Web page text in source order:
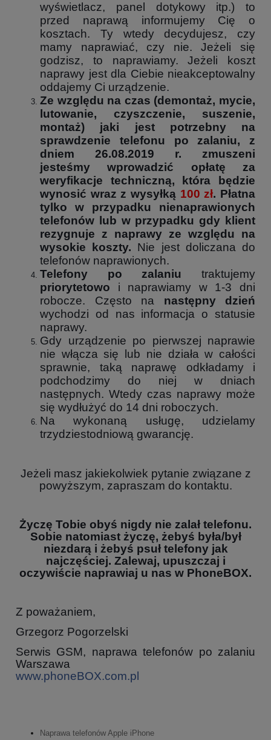
wyświetlacz, panel dotykowy itp.) to
przed naprawą informujemy Cię o
kosztach. Ty wtedy decydujesz, czy
mamy naprawiać, czy nie. Jeżeli się
godzisz, to naprawiamy. Jeżeli koszt
naprawy jest dla Ciebie nieakceptowalny
oddajemy Ci urządzenie.
Ze względu na czas (demontaż, mycie,
lutowanie, czyszczenie, suszenie,
montaż) jaki jest potrzebny na
sprawdzenie telefonu po zalaniu, z
dniem 26.08.2019 r. zmuszeni
jesteśmy wprowadzić opłatę za
weryfikacje techniczną, która będzie
wynosić wraz z wysyłką 100 zł. Płatna
tylko w przypadku nienaprawionych
telefonów lub w przypadku gdy klient
rezygnuje z naprawy ze względu na
wysokie koszty. Nie jest doliczana do
telefonów naprawionych.
Telefony po zalaniu traktujemy
priorytetowo i naprawiamy w 1-3 dni
robocze. Często na następny dzień
wychodzi od nas informacja o statusie
naprawy.
Gdy urządzenie po pierwszej naprawie
nie włącza się lub nie działa w całości
sprawnie, taką naprawę odkładamy i
podchodzimy do niej w dniach
następnych. Wtedy czas naprawy może
się wydłużyć do 14 dni roboczych.
Na wykonaną usługę, udzielamy
trzydziestodniową gwarancję.
Jeżeli masz jakiekolwiek pytanie związane z
powyższym, zapraszam do kontaktu.
Życzę Tobie obyś nigdy nie zalał telefonu.
Sobie natomiast życzę, żebyś była/był
niezdarą i żebyś psuł telefony jak
najczęściej. Zalewaj, upuszczaj i
oczywiście naprawiaj u nas w PhoneBOX.
Z poważaniem,
Grzegorz Pogorzelski
Serwis GSM, naprawa telefonów po zalaniu
Warszawa
www.phoneBOX.com.pl
Naprawa telefonów Apple iPhone